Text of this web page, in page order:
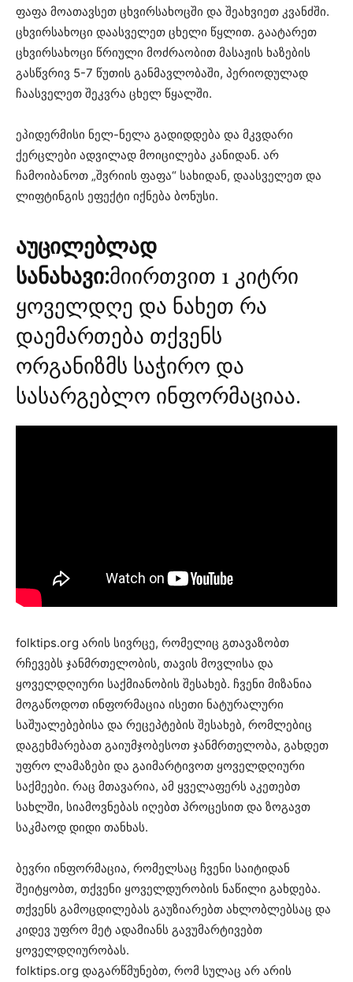
ფაფა მოათავსეთ ცხვირსახოცში და შეახვიეთ კვანძში.
ცხვირსახოცი დაასველეთ ცხელი წყლით. გაატარეთ
ცხვირსახოცი წრიული მოძრაობით მასაჟის ხაზების
გასწვრივ 5-7 წუთის განმავლობაში, პერიოდულად
ჩაასველეთ შეკვრა ცხელ წყალში.
ეპიდერმისი ნელ-ნელა გადიდდება და მკვდარი
ქერცლები ადვილად მოიცილება კანიდან. არ
ჩამოიბანოთ „შვრიის ფაფა“ სახიდან, დაასველეთ და
ლიფტინგის ეფექტი იქნება ბონუსი.
აუცილებლად
სანახავი:მიირთვით 1 კიტრი
ყოველდღე და ნახეთ რა
დაემართება თქვენს
ორგანიზმს საჭირო და
სასარგებლო ინფორმაციაა.
folktips.org არის სივრცე, რომელიც გთავაზობთ
რჩევებს ჯანმრთელობის, თავის მოვლისა და
ყოველდღიური საქმიანობის შესახებ. ჩვენი მიზანია
მოგაწოდოთ ინფორმაცია ისეთი ნატურალური
საშუალებებისა და რეცეპტების შესახებ, რომლებიც
დაგეხმარებათ გაიუმჯობესოთ ჯანმრთელობა, გახდეთ
უფრო ლამაზები და გაიმარტივოთ ყოველდღიური
საქმეები. რაც მთავარია, ამ ყველაფერს აკეთებთ
სახლში, სიამოვნებას იღებთ პროცესით და ზოგავთ
საკმაოდ დიდი თანხას.
ბევრი ინფორმაცია, რომელსაც ჩვენი საიტიდან
შეიტყობთ, თქვენი ყოველდურობის ნაწილი გახდება.
თქვენს გამოცდილებას გაუზიარებთ ახლობლებსაც და
კიდევ უფრო მეტ ადამიანს გავუმარტივებთ
ყოველდღიურობას.
folktips.org დაგარწმუნებთ, რომ სულაც არ არის